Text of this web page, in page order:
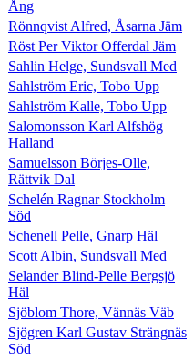
Ång
Rönnqvist Alfred, Åsarna Jäm
Röst Per Viktor Offerdal Jäm
Sahlin Helge, Sundsvall Med
Sahlström Eric, Tobo Upp
Sahlström Kalle, Tobo Upp
Salomonsson Karl Alfshög
Halland
Samuelsson Börjes-Olle,
Rättvik Dal
Schelén Ragnar Stockholm
Söd
Schenell Pelle, Gnarp Häl
Scott Albin, Sundsvall Med
Selander Blind-Pelle Bergsjö
Häl
Sjöblom Thore, Vännäs Väb
Sjögren Karl Gustav Strängnäs
Söd